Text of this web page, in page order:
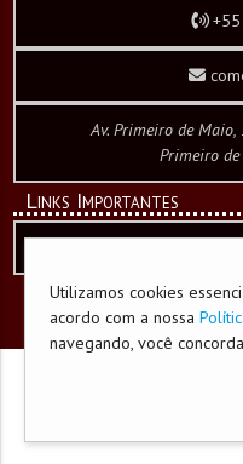
+55
Av. Primeiro de Maio,
Primeiro
Links Importantes
desenvolvido
Utilizamos cookies
acordo com a nossa
navegando, você